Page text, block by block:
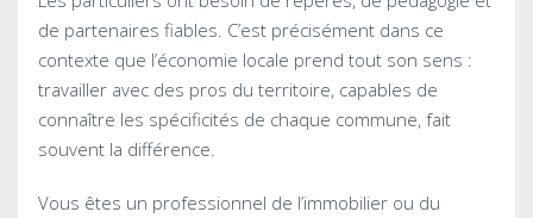
de partenaires fiables. C’est précisément dans ce
contexte que l’économie locale prend tout son sens :
travailler avec des pros du territoire, capables de
connaître les spécificités de chaque commune, fait
souvent la différence.
Vous êtes un professionnel de l’immobilier ou du